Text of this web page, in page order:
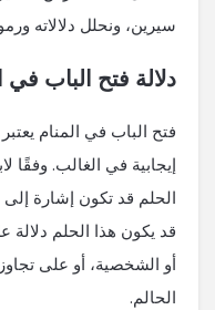
سيرين، ونحلل دلالاته
دلالة فتح الباب في
فتح الباب في المنام
إيجابية في الغالب. وفقًا
الحلم قد تكون إشارة
قد يكون هذا الحلم دلالة
أو الشخصية، أو على
الحالم.